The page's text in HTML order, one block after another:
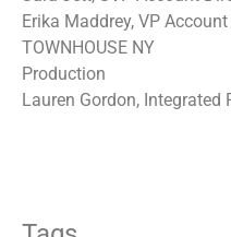
Erika Maddrey, VP
TOWNHOUSE NY
Production
Lauren Gordon, Integrated